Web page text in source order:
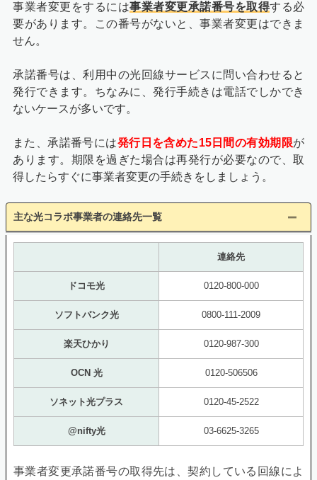
事業者変更をするには事業者変更承諾番号を取得する必
要があります。この番号がないと、事業者変更はできま
せん。
承諾番号は、利用中の光回線サービスに問い合わせると
発行できます。ちなみに、発行手続きは電話でしかでき
ないケースが多いです。
また、承諾番号には発行日を含めた15日間の有効期限が
あります。期限を過ぎた場合は再発行が必要なので、取
得したらすぐに事業者変更の手続きをしましょう。
主な光コラボ事業者の連絡先一覧
連絡先
ドコモ光 0120-800-000
ソフトバンク光 0800-111-2009
楽天ひかり 0120-987-300
OCN 光 0120-506506
ソネット光プラス 0120-45-2522
@nifty光 03-6625-3265
事業者変更承諾番号の取得先は、契約している回線によ